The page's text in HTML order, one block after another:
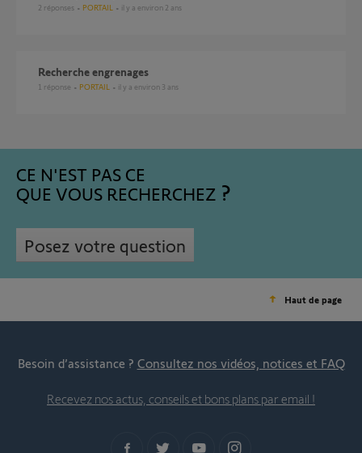
2 réponses PORTAIL il y a environ 2 ans
recherche engrenages
1 réponse PORTAIL il y a environ 3 ans
CE N'EST PAS CE
QUE VOUS RECHERCHEZ
Posez votre question
Haut de page
Besoin d’assistance ? Consultez nos vidéos, notices et FAQ
Recevez nos actus, conseils et bons plans par email !